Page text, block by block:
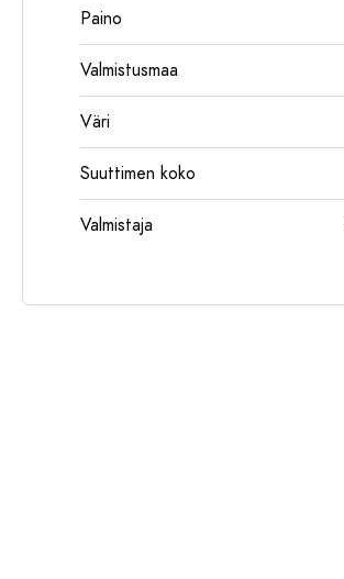
Paino
Valmistusmaa
Väri
Suuttimen koko
Valmistaja